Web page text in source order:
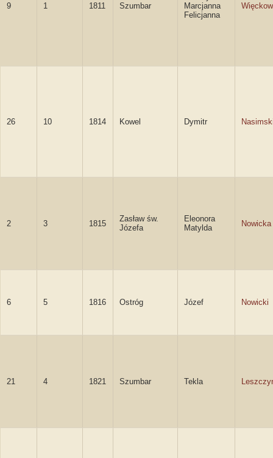
9 1 1811 Szumbar
Marcjanna
Felicjanna
26 10 1814 Kowel Dymitr
2 3 1815
Zasław św.
Józefa
Eleonora
Matylda
Nowicka
6 5 1816 Ostróg Józef Nowicki
21 4 1821 Szumbar Tekla